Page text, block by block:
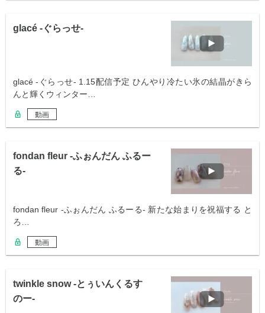
glacé -ぐらっせ-
glacé -ぐらっせ- 1.15配信予定 ひんやり冷たい氷の結晶がきら
んと輝くウィンター…
動画
fondan fleur -ふぉんだん ふるー
る-
fondan fleur -ふぉんだん ふるーる- 新たな始まりを祝福する と
ろ…
動画
twinkle snow -とぅいんくるす
のー-